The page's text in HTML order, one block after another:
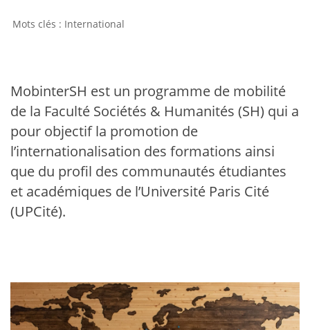
International
MobinterSH est un programme de mobilité
de la Faculté Sociétés & Humanités (SH) qui a
pour objectif la promotion de
l’internationalisation des formations ainsi
que du profil des communautés étudiantes
et académiques de l’Université Paris Cité
(UPCité).